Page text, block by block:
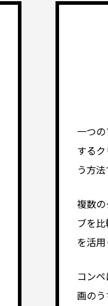
一つ
する
う方法
複数
ブを
を活用
コン
画の